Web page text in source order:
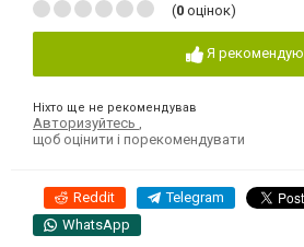
(0 оцінок)
Я рекомендую
Ніхто ще не рекомендував
Авторизуйтесь
щоб оцінити і порекомендувати
Reddit Telegram
WhatsApp